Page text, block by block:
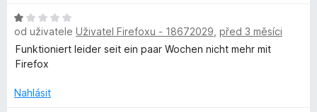
5
H
o
d
n
c
od uživatele Uživatel Firefoxu - 18672029 před 3 měsíci
Funktioniert leider seit ein paar Wochen nicht mehr mit
Firefox
Nahlásit